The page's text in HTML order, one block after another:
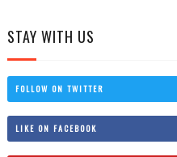
STAY WITH US
FOLLOW ON TWITTER
LIKE ON FACEBOOK